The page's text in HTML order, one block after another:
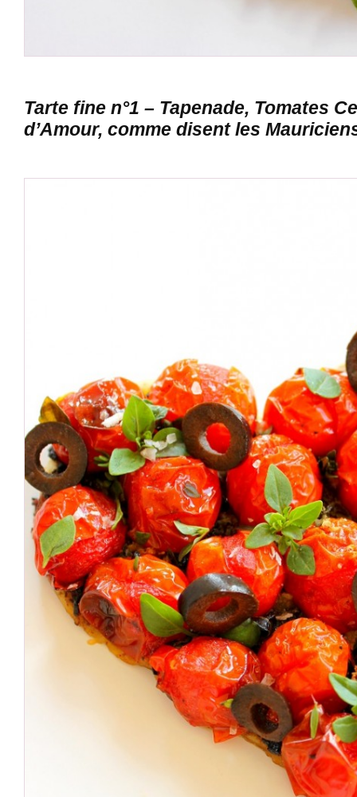
Tarte fine n°1 – Tapenade, Tomates
d’Amour, comme disent les